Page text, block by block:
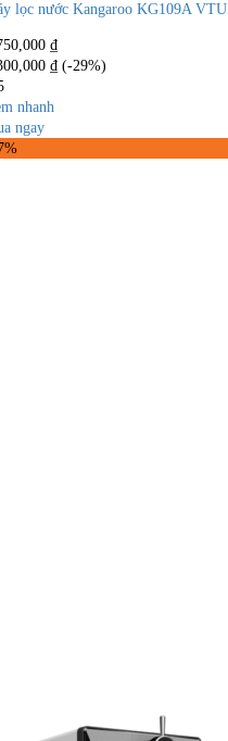
lọc nước Kangaroo KG109A VTU
₫
₫ (-29%)
nhanh
ngay